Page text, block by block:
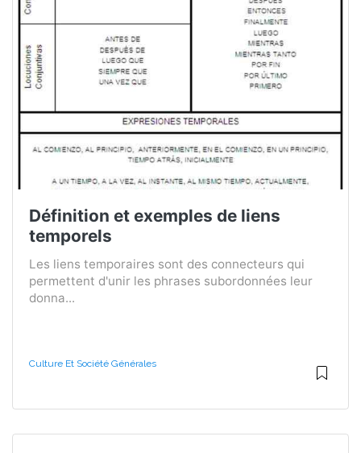
Définition et exemples de liens
temporels
Les liens temporaires sont des connecteurs qui
permettent d'unir les phrases subordonnées leur
donna...
Culture Et Société Générales